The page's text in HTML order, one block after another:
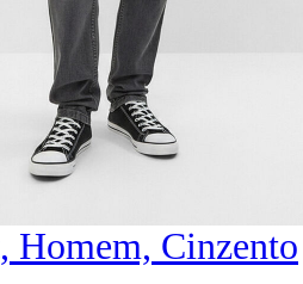
Homem, Cinzento